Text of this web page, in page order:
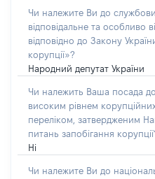
Чи належите Ви до
відповідальне та особливо
відповідно до Закону
корупції»?
Народний депутат України
Чи належить Ваша посада
високим рівнем корупційних
переліком, затвердженим
питань запобігання
Ні
Чи належите Ви до